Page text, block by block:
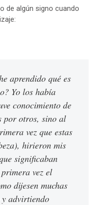
de algún signo cuando
aprendido qué es
Yo los había
conocimiento de
por otros, sino al
vez que estas
hirieron mis
significaban
vez el
dijesen muchas
y advirtiendo